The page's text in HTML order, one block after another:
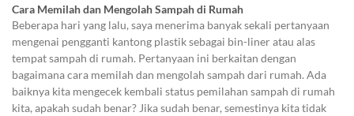
Cara Memilah dan Mengolah Sampah di Rumah
Beberapa hari yang lalu, saya menerima banyak sekali pertanyaan
mengenai pengganti kantong plastik sebagai bin-liner atau alas
tempat sampah di rumah. Pertanyaan ini berkaitan dengan
bagaimana cara memilah dan mengolah sampah dari rumah. Ada
baiknya kita mengecek kembali status pemilahan sampah di rumah
kita, apakah sudah benar? Jika sudah benar, semestinya kita tidak